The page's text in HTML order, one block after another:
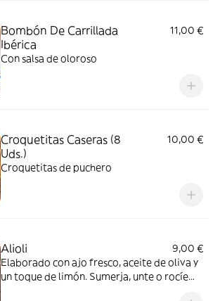
Bombón De Carrillada
Ibérica
11,00 €
Con salsa de oloroso
Croquetitas Caseras (8
Uds.)
10,00 €
Croquetitas de puchero
Alioli
9,00 €
Elaborado con ajo fresco, aceite de oliva y
un toque de limón. Sumerja, unte o rocíe